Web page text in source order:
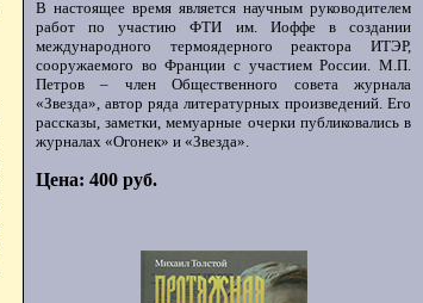
В настоящее время является научным руководителем
работ по участию ФТИ им. Иоффе в создании
международного термоядерного реактора ИТЭР,
сооружаемого во Франции с участием России. М.П.
Петров – член Общественного совета журнала
«Звезда», автор ряда литературных произведений. Его
рассказы, заметки, мемуарные очерки публиковались в
журналах «Огонек» и «Звезда».
Цена: 400 руб.